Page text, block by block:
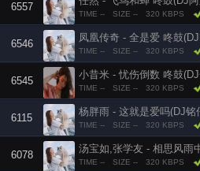
6557
TIME -- SIZE -- 320 KBPS
6546
凤凰传奇 - 全是爱 咚鼓
TIME -- SIZE -- 320 KBPS
6545
小昔米 - 忧伤倒数 咚鼓
TIME -- SIZE -- 320 KBPS
6115
杨胖雨 - 这就是爱吗(DJ铭
TIME -- SIZE -- 320 KBPS
6078
汤宝如,张学友 - 相思风雨
TIME -- SIZE -- 320 KBPS